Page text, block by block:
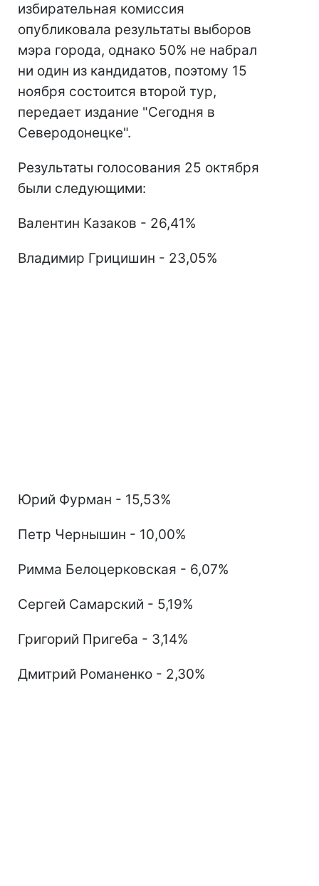
избирательная комиссия
опубликовала результаты выборов
мэра города, однако 50% не набрал
ни один из кандидатов, поэтому 15
ноября состоится второй тур,
передает издание "Сегодня в
Северодонецке".
Результаты голосования 25 октября
были следующими:
Валентин Казаков - 26,41%
Владимир Грицишин - 23,05%
Юрий Фурман - 15,53%
Петр Чернышин - 10,00%
Римма Белоцерковская - 6,07%
Сергей Самарский - 5,19%
Григорий Пригеба - 3,14%
Дмитрий Романенко - 2,30%